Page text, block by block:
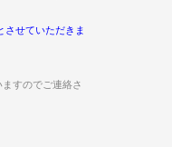
させていただきま
すのでご連絡さ